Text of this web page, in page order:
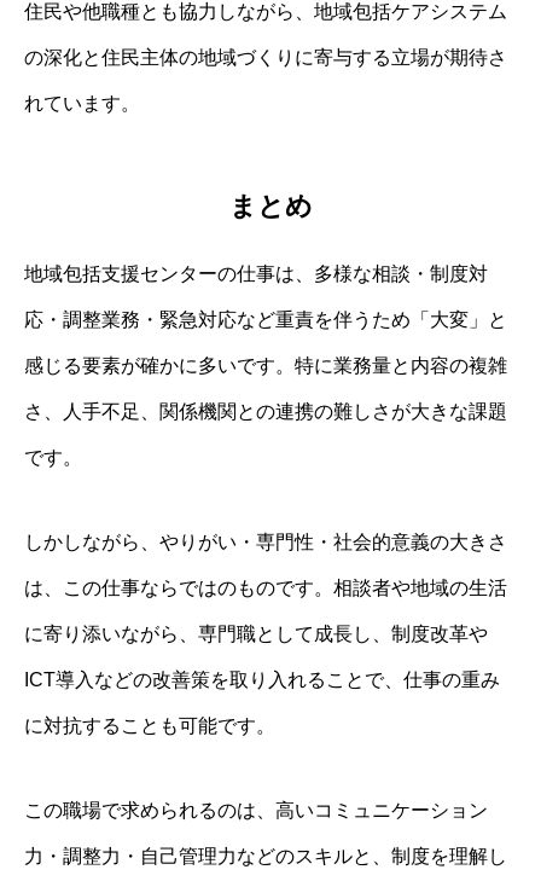
住民や他職種とも協力しながら、地域包括ケアシステム
の深化と住民主体の地域づくりに寄与する立場が期待さ
れています。
まとめ
地域包括支援センターの仕事は、多様な相談・制度対
応・調整業務・緊急対応など重責を伴うため「大変」と
感じる要素が確かに多いです。特に業務量と内容の複雑
さ、人手不足、関係機関との連携の難しさが大きな課題
です。
しかしながら、やりがい・専門性・社会的意義の大きさ
は、この仕事ならではのものです。相談者や地域の生活
に寄り添いながら、専門職として成長し、制度改革や
ICT導入などの改善策を取り入れることで、仕事の重み
に対抗することも可能です。
この職場で求められるのは、高いコミュニケーション
力・調整力・自己管理力などのスキルと、制度を理解し